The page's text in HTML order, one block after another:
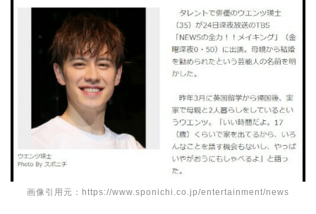
画像引用元：https://www.sponichi.co.jp/entertainment/news